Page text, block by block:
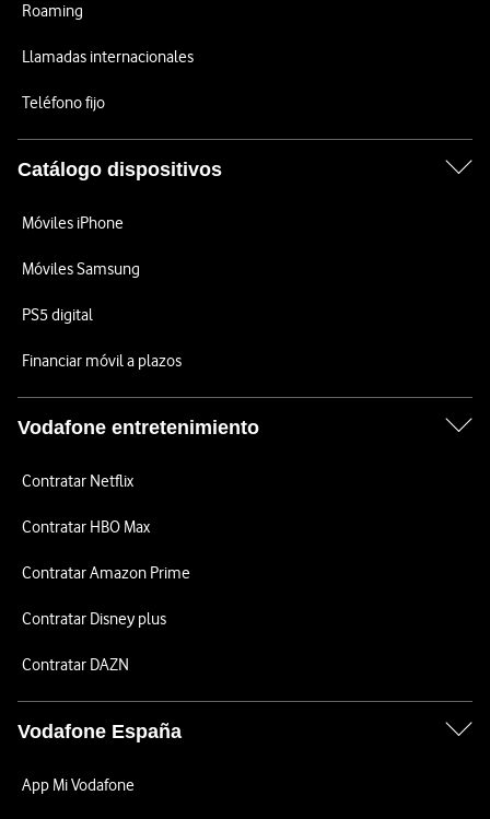
Roaming
Llamadas internacionales
Teléfono fijo
Catálogo dispositivos
Móviles iPhone
Móviles Samsung
PS5 digital
Financiar móvil a plazos
Vodafone entretenimiento
Contratar Netflix
Contratar HBO Max
Contratar Amazon Prime
Contratar Disney plus
Contratar DAZN
Vodafone España
App Mi Vodafone